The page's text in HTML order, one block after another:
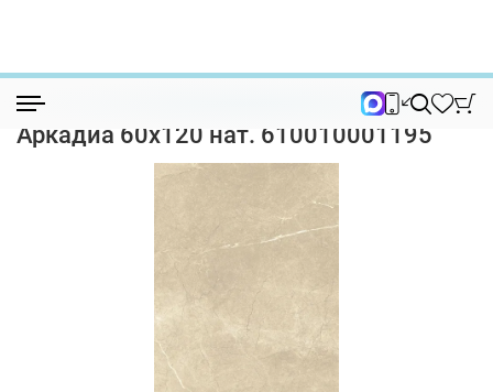
Керамогранит Керамогранит Italon Шарм Экстра Аркад...
Керамогранит Italon Шарм Экстра
Аркадиа 60х120 нат. 610010001195